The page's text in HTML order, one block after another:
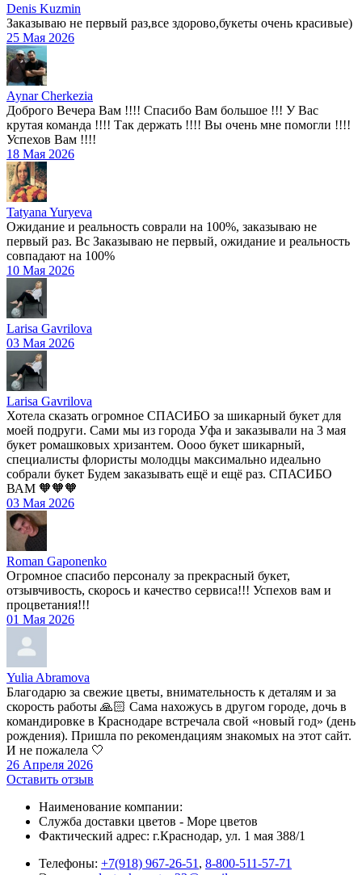
Denis Kuzmin
Заказываю не первый раз,все здорово,букеты очень красивые)
25 Мая 2026
Aynar Cherkezia
Доброго Вечера Вам !!!! Спасибо Вам большое !!! У Вас
крутая команда !!!! Так держать !!!! Вы очень мне помогли !!!!
Успехов Вам !!!!
18 Мая 2026
Tatyana Yuryeva
Ожидание и реальность соврали на 100%, заказываю не
первый раз. Вс Заказываю не первый, ожидание и реальность
совпадают на 100%
10 Мая 2026
Larisa Gavrilova
03 Мая 2026
Larisa Gavrilova
Хотела сказать огромное СПАСИБО за шикарный букет для
моей подруги. Сами мы из города Уфа и заказывали на 3 мая
букет ромашковых хризантем. Оооо букет шикарный,
специалисты флористы молодцы максимально идеально
собрали букет Будем заказывать ещё и ещё раз. СПАСИБО
ВАМ 🧡🧡🧡
03 Мая 2026
Roman Gaponenko
Огромное спасибо персоналу за прекрасный букет,
отзывчивость, скорось и качество сервиса!!! Успехов вам и
процветания!!!
01 Мая 2026
Yulia Abramova
Благодарю за свежие цветы, внимательность к деталям и за
скорость работы 🙏🏻 Сама нахожусь в другом городе, дочь в
командировке в Краснодаре встречала свой «новый год» (день
рождения). Пришла по рекомендациям знакомых на этот сайт.
И не пожалела 🤍
26 Апреля 2026
Оставить отзыв
Наименование компании:
Служба доставки цветов - Море цветов
Фактический адрес: г.Краснодар, ул. 1 мая 388/1
Телефоны: +7(918) 967-26-51 , 8-800-511-57-71